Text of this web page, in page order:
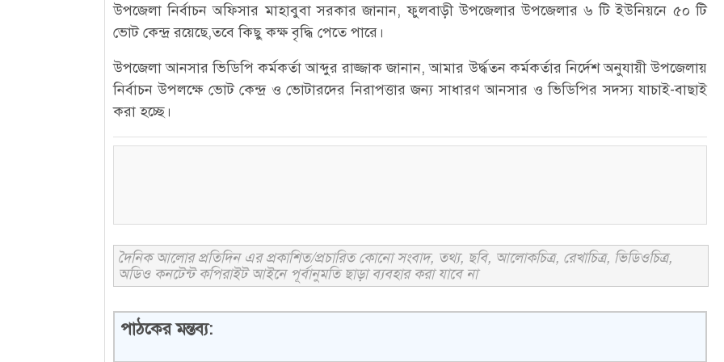
উপজেলা নির্বাচন অফিসার মাহাবুবা সরকার জানান, ফুলবাড়ী উপজেলার উপজেলার ৬ টি ইউনিয়নে ৫০ টি
ভোট কেন্দ্র রয়েছে,তবে কিছু কক্ষ বৃদ্ধি পেতে পারে।
উপজেলা আনসার ভিডিপি কর্মকর্তা আব্দুর রাজ্জাক জানান, আমার উর্দ্ধতন কর্মকর্তার নির্দেশ অনুযায়ী উপজেলায়
নির্বাচন উপলক্ষে ভোট কেন্দ্র ও ভোটারদের নিরাপত্তার জন্য সাধারণ আনসার ও ভিডিপির সদস্য যাচাই-বাছাই
করা হচ্ছে।
দৈনিক আলোর প্রতিদিন এর প্রকাশিত/প্রচারিত কোনো সংবাদ, তথ্য, ছবি, আলোকচিত্র, রেখাচিত্র, ভিডিওচিত্র,
অডিও কনটেন্ট কপিরাইট আইনে পূর্বানুমতি ছাড়া ব্যবহার করা যাবে না
পাঠকের মন্তব্য: